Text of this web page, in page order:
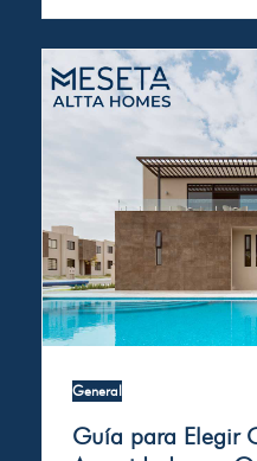
General
Guía para Elegir